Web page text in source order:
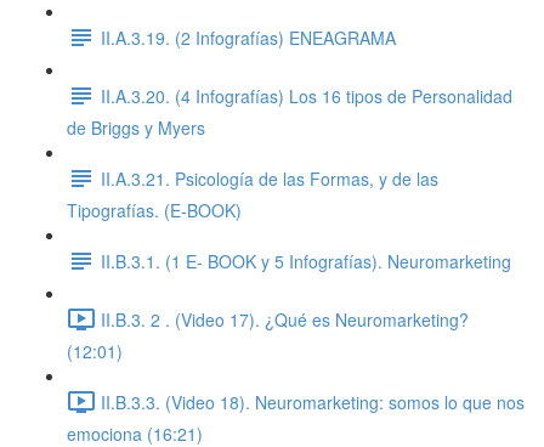
II.A.3.19. (2 Infografías) ENEAGRAMA
II.A.3.20. (4 Infografías) Los 16 tipos de Personalidad
de Briggs y Myers
II.A.3.21. Psicología de las Formas, y de las
Tipografías. (E-BOOK)
II.B.3.1. (1 E- BOOK y 5 Infografías). Neuromarketing
II.B.3. 2 . (Video 17). ¿Qué es Neuromarketing?
(12:01)
II.B.3.3. (Video 18). Neuromarketing: somos lo que nos
emociona (16:21)